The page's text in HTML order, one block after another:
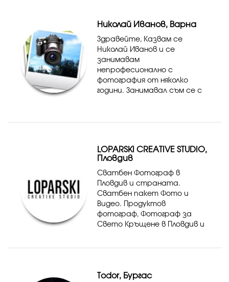
Николай Иванов, Варна
Здравейте, Казвам се
Николай Иванов и се
занимавам
непрофесионално с
фотография от няколко
години. Занимавал съм се с
Също така с пейзажна
LOPARSKI CREATIVE STUDIO,
Пловдив
Сватбен Фотограф в
Пловдив и страната.
Сватбен пакет Фото и
Видео. Продуктов
фотограф, Фотограф за
Свето Кръщене в Пловдив и
сме сигурни, че ще получите
Todor, Бургас